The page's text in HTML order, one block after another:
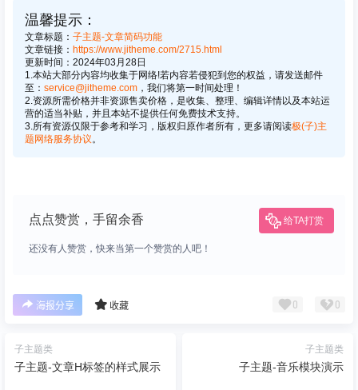
温馨提示：
文章标题： 子主题-文章简码功能
文章链接： https://www.jitheme.com/2715.html
更新时间：2024年03月28日
1.本站大部分内容均收集于网络!若内容若侵犯到您的权益，请发送邮件
至： service@jitheme.com ，我们将第一时间处理！
2.资源所需价格并非资源售卖价格，是收集、整理、编辑详情以及本站运
营的适当补贴，并且本站不提供任何免费技术支持。
3.所有资源仅限于参考和学习，版权归原作者所有，更多请阅读极(子)主
题网络服务协议 。
点点赞赏，手留余香 给TA打赏
还没有人赞赏，快来当第一个赞赏的人吧！
海报分享 收藏 0 0
子主题类
子主题-文章H标签的样式展示
子主题类
子主题-音乐模块演示